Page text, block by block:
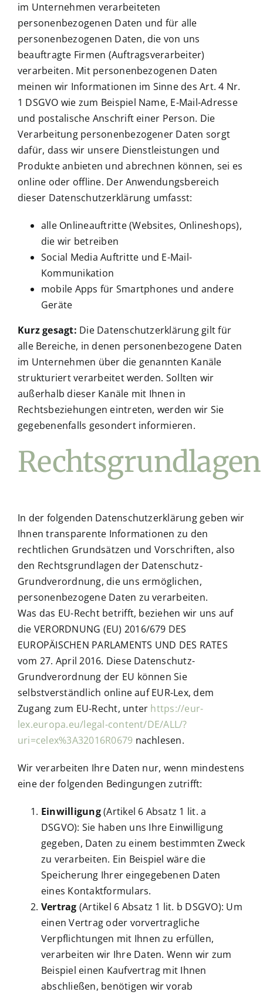
im Unternehmen verarbeiteten
personenbezogenen Daten und für alle
personenbezogenen Daten, die von uns
beauftragte Firmen (Auftragsverarbeiter)
verarbeiten. Mit personenbezogenen Daten
meinen wir Informationen im Sinne des Art. 4 Nr.
1 DSGVO wie zum Beispiel Name, E-Mail-Adresse
und postalische Anschrift einer Person. Die
Verarbeitung personenbezogener Daten sorgt
dafür, dass wir unsere Dienstleistungen und
Produkte anbieten und abrechnen können, sei es
online oder offline. Der Anwendungsbereich
dieser Datenschutzerklärung umfasst:
alle Onlineauftritte (Websites, Onlineshops),
die wir betreiben
Social Media Auftritte und E-Mail-
Kommunikation
mobile Apps für Smartphones und andere
Geräte
Kurz gesagt: Die Datenschutzerklärung gilt für
alle Bereiche, in denen personenbezogene Daten
im Unternehmen über die genannten Kanäle
strukturiert verarbeitet werden. Sollten wir
außerhalb dieser Kanäle mit Ihnen in
Rechtsbeziehungen eintreten, werden wir Sie
gegebenenfalls gesondert informieren.
Rechtsgrundlagen
In der folgenden Datenschutzerklärung geben wir
Ihnen transparente Informationen zu den
rechtlichen Grundsätzen und Vorschriften, also
den Rechtsgrundlagen der Datenschutz-
Grundverordnung, die uns ermöglichen,
personenbezogene Daten zu verarbeiten.
Was das EU-Recht betrifft, beziehen wir uns auf
die VERORDNUNG (EU) 2016/679 DES
EUROPÄISCHEN PARLAMENTS UND DES RATES
vom 27. April 2016. Diese Datenschutz-
Grundverordnung der EU können Sie
selbstverständlich online auf EUR-Lex, dem
Zugang zum EU-Recht, unter https://eur-
lex.europa.eu/legal-content/DE/ALL/?
uri=celex%3A32016R0679 nachlesen.
Wir verarbeiten Ihre Daten nur, wenn mindestens
eine der folgenden Bedingungen zutrifft:
Einwilligung(Artikel 6 Absatz 1 lit. a
DSGVO): Sie haben uns Ihre Einwilligung
gegeben, Daten zu einem bestimmten Zweck
zu verarbeiten. Ein Beispiel wäre die
Speicherung Ihrer eingegebenen Daten
eines Kontaktformulars.
Vertrag (Artikel 6 Absatz 1 lit. b DSGVO): Um
einen Vertrag oder vorvertragliche
Verpflichtungen mit Ihnen zu erfüllen,
verarbeiten wir Ihre Daten. Wenn wir zum
Beispiel einen Kaufvertrag mit Ihnen
abschließen, benötigen wir vorab